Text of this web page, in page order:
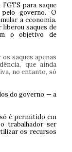
para saque
governo. O
a economia.
liberou saques de
o objetivo de
saques apenas
que ainda
no entanto, só
do governo — a
é permitido em
trabalhador ser
os recursos